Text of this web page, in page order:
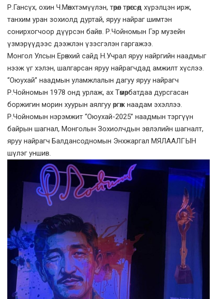
Р.Гансүх, охин Ч.Мөнхтэмүүлэн, төрөл төрөгсөд хүрэлцэн ирж,
танхим уран зохиолд дуртай, яруу найраг шимтэн
сонирхогчоор дүүрсэн байв. Р.Чойномын Гэр музейн
үзмэрүүдээс дээжлэн үзэсгэлэн гаргажээ.
Монгол Улсын Ерөнхий сайд Н.Учрал яруу найргийн наадмыг
нээж үг хэлэн, шалгарсан яруу найрагчдад амжилт хүслээ.
“Оюухай” наадмын уламжлалын дагуу яруу найрагч
Р.Чойномын 1978 онд урлаж, ах Төмөрбатдаа дурсгасан
боржигин морин хуурын аялгуу өргөж наадам эхэллээ.
Р.Чойномын нэрэмжит “Оюухай-2025” наадмын тэргүүн
байрын шагнал, Монголын Зохиолчдын эвлэлийн шагналт,
яруу найрагч Балдансодномын Энхжаргал МЯЛААЛГЫН
шүлэг уншив.